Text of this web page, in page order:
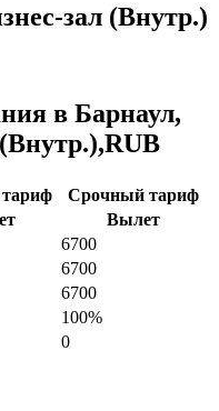
зал (Внутр.)
в Барнаул,
Срочный тариф
Вылет
6700
6700
6700
100%
0